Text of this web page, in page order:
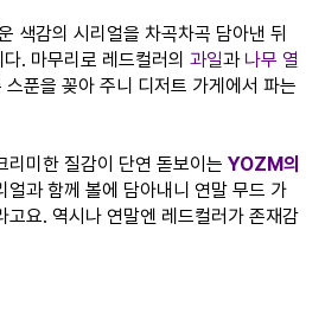
색감의 시리얼을 차곡차곡 담아낸 뒤
. 마무리로 레드컬러의 과일과 나무 열
스푼을 꽂아 주니 디저트 가게에서 파는
리미한 질감이 단연 돋보이는 YOZM의
얼과 함께 볼에 담아내니 연말 무드 가
고요. 역시나 연말엔 레드컬러가 존재감